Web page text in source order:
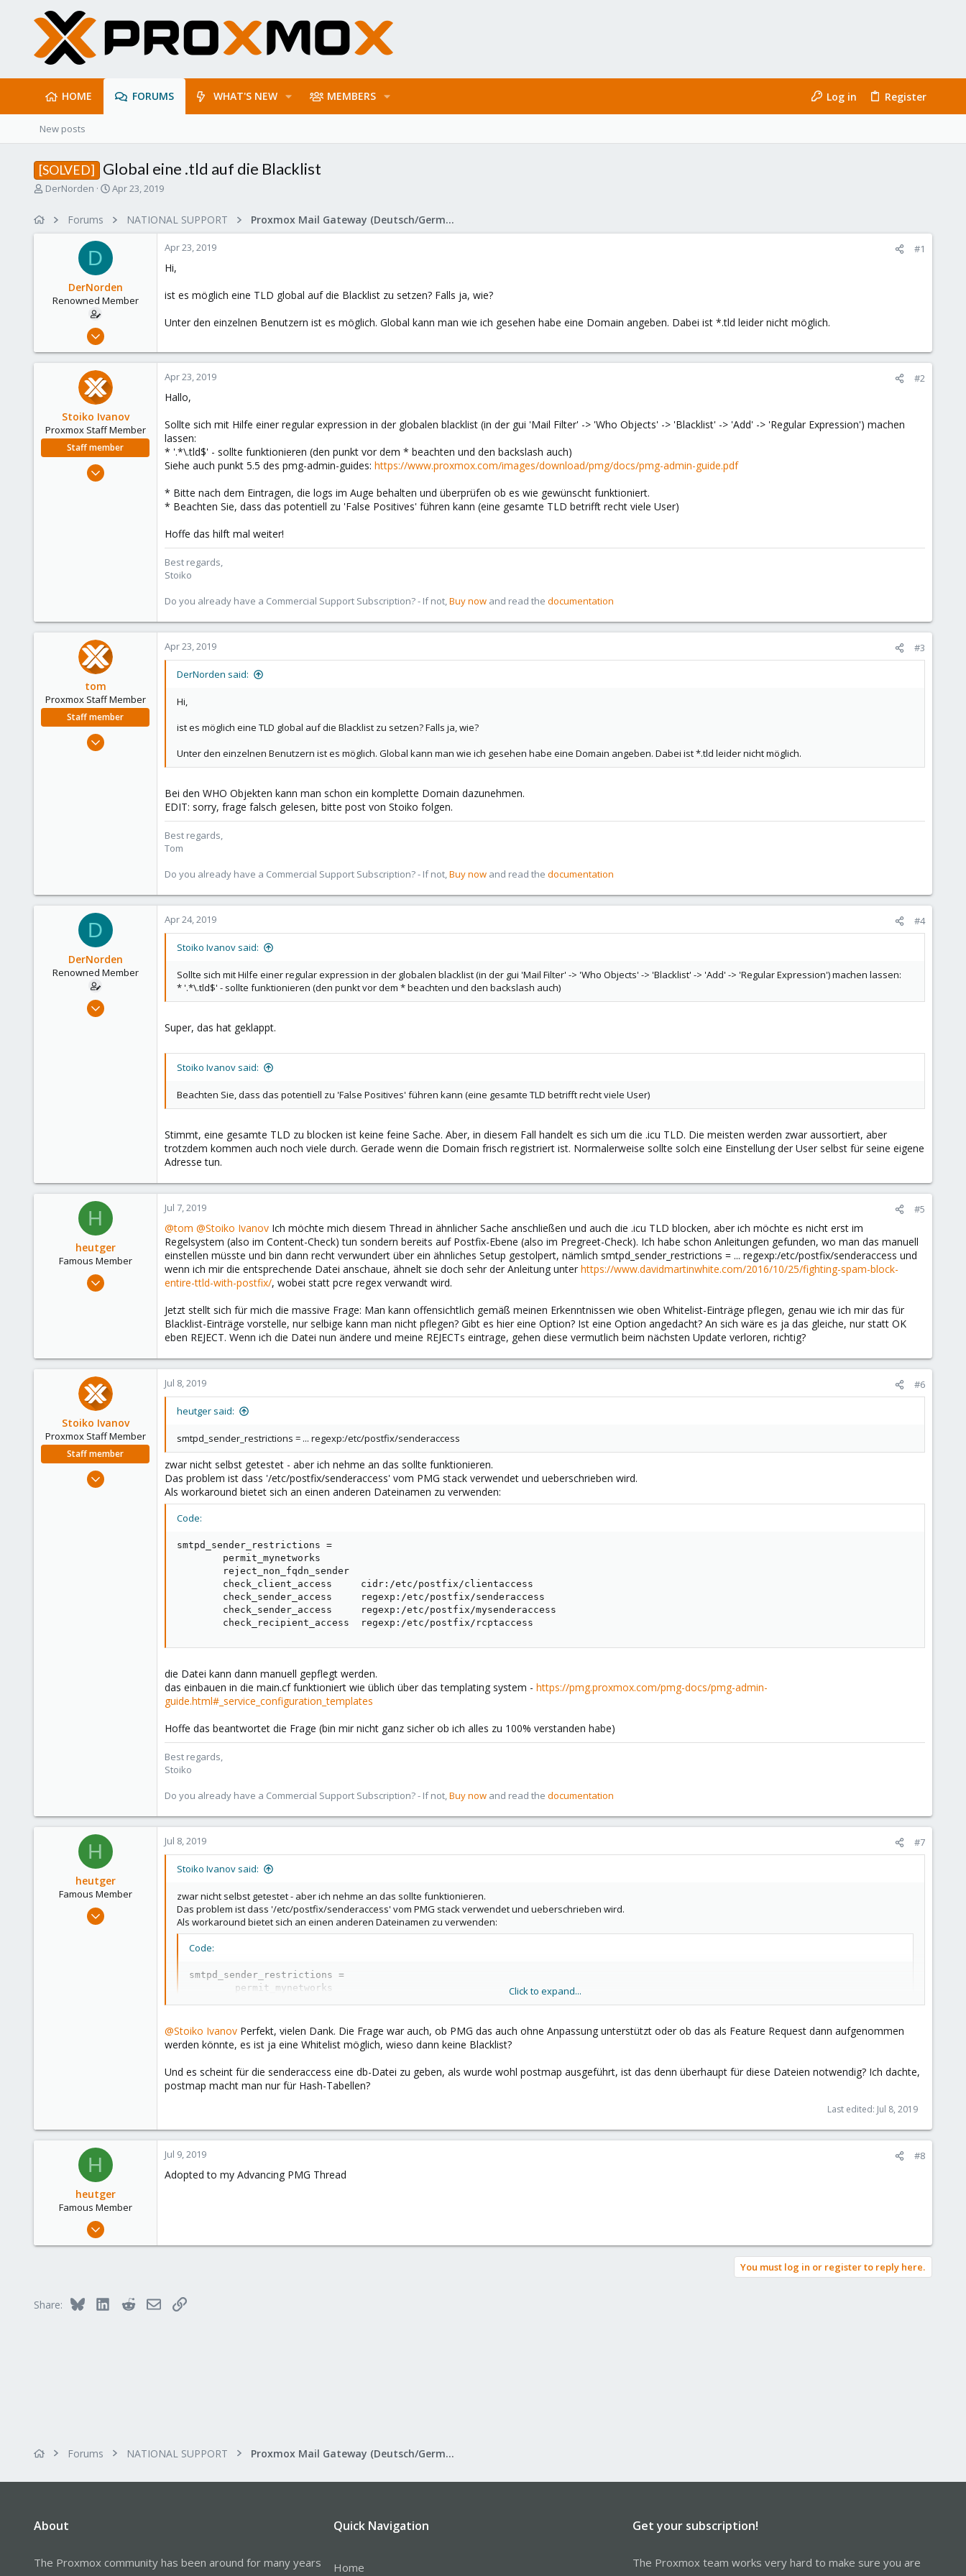
HOME FORUMS WHAT'S NEW MEMBERS Log in Register
New posts
[SOLVED] Global eine .tld auf die Blacklist
T
DerNorden
S
r
d
a
e
Apr 23, 2019
Forums NATIONAL SUPPORT Proxmox Mail Gateway (Deutsch/German)
D
DerNorden
Renowned Member
1
Apr 23, 2019 #1
Hi,
ist es möglich eine TLD global auf die Blacklist zu setzen? Falls ja, wie?
Unter den einzelnen Benutzern ist es möglich. Global kann man wie ich gesehen habe eine Domain angeben. Dabei ist *.tld leider nicht möglich.
Stoiko Ivanov
Proxmox Staff Member
Staff member
May 2, 2018
Apr 23, 2019 #2
Hallo,
Sollte sich mit Hilfe einer regular expression in der globalen blacklist (in der gui 'Mail Filter' -> 'Who Objects' -> 'Blacklist' -> 'Add' -> 'Regular Expression') machen
lassen:
* '.*\.tld$' - sollte funktionieren (den punkt vor dem * beachten und den backslash auch)
Siehe auch punkt 5.5 des pmg-admin-guides: https://www.proxmox.com/images/download/pmg/docs/pmg-admin-guide.pdf
* Bitte nach dem Eintragen, die logs im Auge behalten und überprüfen ob es wie gewünscht funktioniert.
* Beachten Sie, dass das potentiell zu 'False Positives' führen kann (eine gesamte TLD betrifft recht viele User)
Hoffe das hilft mal weiter!
Best regards,
Stoiko
Do you already have a Commercial Support Subscription? - If not,Buy now and read the documentation
tom
Proxmox Staff Member
Staff member
Aug 29, 2006
Apr 23, 2019 #3
DerNorden said:
Hi,
ist es möglich eine TLD global auf die Blacklist zu setzen? Falls ja, wie?
Unter den einzelnen Benutzern ist es möglich. Global kann man wie ich gesehen habe eine Domain angeben. Dabei ist *.tld leider nicht möglich.
Bei den WHO Objekten kann man schon ein komplette Domain dazunehmen.
EDIT: sorry, frage falsch gelesen, bitte post von Stoiko folgen.
Best regards,
Tom
Do you already have a Commercial Support Subscription? - If not,Buy now and read the documentation
D
DerNorden
Renowned Member
Apr 24, 2019 #4
Stoiko Ivanov said:
Sollte sich mit Hilfe einer regular expression in der globalen blacklist (in der gui 'Mail Filter' -> 'Who Objects' -> 'Blacklist' -> 'Add' -> 'Regular Expression') machen lassen:
* '.*\.tld$' - sollte funktionieren (den punkt vor dem * beachten und den backslash auch)
Super, das hat geklappt.
Stoiko Ivanov said:
Beachten Sie, dass das potentiell zu 'False Positives' führen kann (eine gesamte TLD betrifft recht viele User)
Stimmt, eine gesamte TLD zu blocken ist keine feine Sache. Aber, in diesem Fall handelt es sich um die .icu TLD. Die meisten werden zwar aussortiert, aber
trotzdem kommen auch noch viele durch. Gerade wenn die Domain frisch registriert ist. Normalerweise sollte solch eine Einstellung der User selbst für seine eigene
Adresse tun.
H
heutger
Famous Member
Apr 25, 2018
www.heutger.net
Jul 7, 2019 #5
@tom @Stoiko Ivanov Ich möchte mich diesem Thread in ähnlicher Sache anschließen und auch die .icu TLD blocken, aber ich möchte es nicht erst im
Regelsystem (also im Content-Check) tun sondern bereits auf Postfix-Ebene (also im Pregreet-Check). Ich habe schon Anleitungen gefunden, wo man das manuell
einstellen müsste und bin dann recht verwundert über ein ähnliches Setup gestolpert, nämlich smtpd_sender_restrictions = ... regexp:/etc/postfix/senderaccess und
wenn ich mir die entsprechende Datei anschaue, ähnelt sie doch sehr der Anleitung unter https://www.davidmartinwhite.com/2016/10/25/fighting-spam-block-
entire-ttld-with-postfix/, wobei statt pcre regex verwandt wird.
Jetzt stellt sich für mich die massive Frage: Man kann offensichtlich gemäß meinen Erkenntnissen wie oben Whitelist-Einträge pflegen, genau wie ich mir das für
Blacklist-Einträge vorstelle, nur selbige kann man nicht pflegen? Gibt es hier eine Option? Ist eine Option angedacht? An sich wäre es ja das gleiche, nur statt OK
eben REJECT. Wenn ich die Datei nun ändere und meine REJECTs eintrage, gehen diese vermutlich beim nächsten Update verloren, richtig?
Stoiko Ivanov
Proxmox Staff Member
Staff member
May 2, 2018
Jul 8, 2019 #6
heutger said:
smtpd_sender_restrictions = ... regexp:/etc/postfix/senderaccess
zwar nicht selbst getestet - aber ich nehme an das sollte funktionieren.
Das problem ist dass '/etc/postfix/senderaccess' vom PMG stack verwendet und ueberschrieben wird.
Als workaround bietet sich an einen anderen Dateinamen zu verwenden:
Code:
smtpd_sender_restrictions =
        permit_mynetworks
        reject_non_fqdn_sender
        check_client_access     cidr:/etc/postfix/clientaccess
        check_sender_access     regexp:/etc/postfix/senderaccess
        check_sender_access     regexp:/etc/postfix/mysenderaccess
        check_recipient_access  regexp:/etc/postfix/rcptaccess
die Datei kann dann manuell gepflegt werden.
das einbauen in die main.cf funktioniert wie üblich über das templating system - https://pmg.proxmox.com/pmg-docs/pmg-admin-
guide.html#_service_configuration_templates
Hoffe das beantwortet die Frage (bin mir nicht ganz sicher ob ich alles zu 100% verstanden habe)
Best regards,
Stoiko
Do you already have a Commercial Support Subscription? - If not,Buy now and read the documentation
H
heutger
Famous Member
Apr 25, 2018
Jul 8, 2019 #7
Stoiko Ivanov said:
zwar nicht selbst getestet - aber ich nehme an das sollte funktionieren.
Das problem ist dass '/etc/postfix/senderaccess' vom PMG stack verwendet und ueberschrieben wird.
Als workaround bietet sich an einen anderen Dateinamen zu verwenden:
Code:
smtpd_sender_restrictions =
        permit_mynetworks
        check_sender_access     regexp:/etc/postfix/senderaccess
        check_sender_access     regexp:/etc/postfix/mysenderaccess
        check_recipient_access  regexp:/etc/postfix/rcptaccess
guide.html#_service_configuration_templates
Hoffe das beantwortet die Frage (bin mir nicht ganz sicher ob ich alles zu 100% verstanden habe)
Click to expand...
@Stoiko Ivanov Perfekt, vielen Dank. Die Frage war auch, ob PMG das auch ohne Anpassung unterstützt oder ob das als Feature Request dann aufgenommen
werden könnte, es ist ja eine Whitelist möglich, wieso dann keine Blacklist?
Und es scheint für die senderaccess eine db-Datei zu geben, als wurde wohl postmap ausgeführt, ist das denn überhaupt für diese Dateien notwendig? Ich dachte,
postmap macht man nur für Hash-Tabellen?
Last edited: Jul 8, 2019
H
heutger
Famous Member
Apr 25, 2018
Fulda, Hessen, Germany
www.heutger.net
Jul 9, 2019 #8
Adopted to my Advancing PMG Thread
You must log in or register to reply here.
Share: Bluesky LinkedInRedditEmailLink
Forums NATIONAL SUPPORT Proxmox Mail Gateway (Deutsch/German)
About
The Proxmox community has been around for many years
Quick Navigation
Home
Get your subscription!
The Proxmox team works very hard to make sure you are